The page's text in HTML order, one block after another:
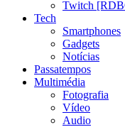
Twitch
Tech
Smartphones
Gadgets
Notícias
Passatempos
Multimédia
Fotografia
Vídeo
Audio